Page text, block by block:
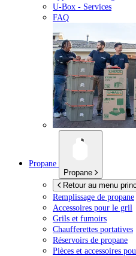
U-Box - Services
FAQ
Propane
Propane
Retour au menu
Remplissage de propane
Accessoires pour le gril
Grils et fumoirs
Chaufferettes portatives
Réservoirs de propane
Pièces et accessoires